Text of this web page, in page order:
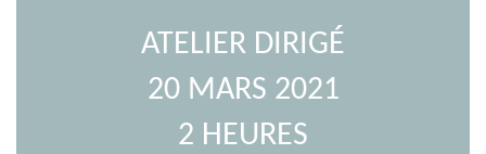
ATELIER DIRIGÉ
20 MARS 2021
2 HEURES